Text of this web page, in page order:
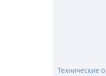
Технические